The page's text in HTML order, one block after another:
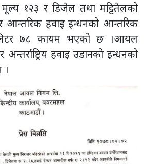
मूल्य १२३ र डिजेल तथा मट्टितेलको
आन्तरिक हवाइ इन्धनको आन्तरिक
७८ कायम भएको छ ।आयल
हवाइ उडानको इन्धनको